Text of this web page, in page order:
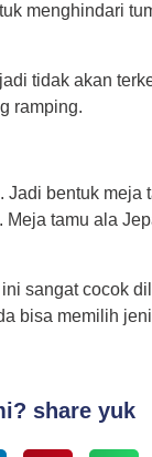
menghindari
tidak akan
ramping.
bentuk meja
tamu ala
sangat cocok
bisa memilih
share yuk